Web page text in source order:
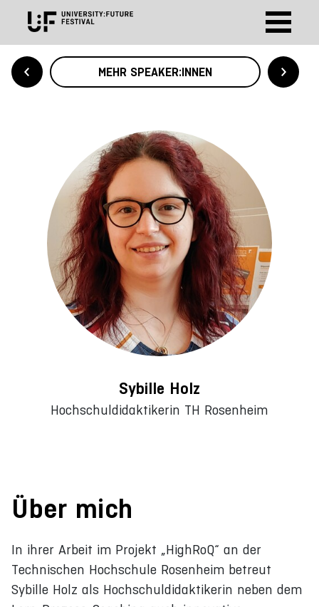
MEHR SPEAKER:INNEN
Sybille Holz
Hochschuldidaktikerin TH Rosenheim
Über mich
In ihrer Arbeit im Projekt „HighRoQ“ an der
Technischen Hochschule Rosenheim betreut
Sybille Holz als Hochschuldidaktikerin neben dem